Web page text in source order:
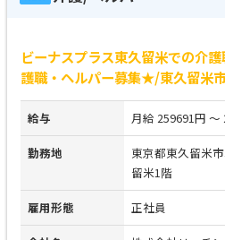
ビーナスプラス東久留米での介
護職・ヘルパー募集★/東久留米
給与 月給 259691円 ～
勤務地
東京都東久留米
留米1階
雇用形態 正社員